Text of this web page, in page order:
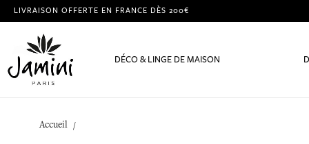
LIVRAISON OFFERTE EN FRANCE DÈS 200€
DÉCO & LINGE DE MAISON
Accueil